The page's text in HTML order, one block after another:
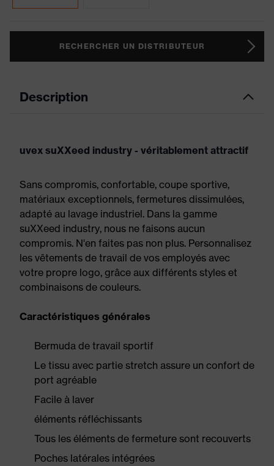
RECHERCHER UN DISTRIBUTEUR
Description
uvex suXXeed industry - véritablement attractif
Sans compromis, confortable, coupe sportive,
matériaux exceptionnels, fermetures dissimulées,
adapté au lavage industriel. Dans la gamme
suXXeed industry, nous ne faisons aucun
compromis. N'en faites pas non plus. Personnalisez
les vêtements de travail de vos employés avec
votre propre logo, grâce aux différents styles et
combinaisons de couleurs.
Caractéristiques générales
Bermuda de travail sportif
Le tissu avec partie stretch assure un confort de
port agréable
Facile à laver
éléments réfléchissants
Tous les éléments de fermeture sont recouverts
Poches latérales intégrées